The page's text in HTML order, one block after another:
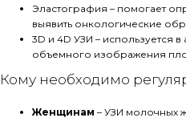
Эластография – помогает
выявить онкологические
3D и 4D УЗИ – используется
объемного изображения
Кому необходимо
Женщинам – УЗИ молочных